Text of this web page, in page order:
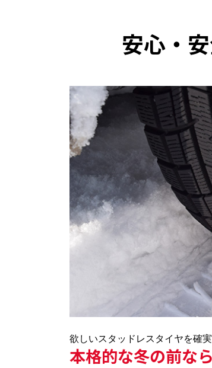
安心・
欲しいスタッドレスタイヤを確
本格的な冬の前な